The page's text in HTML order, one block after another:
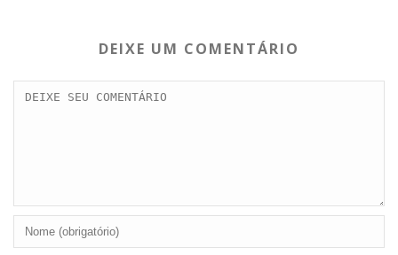
DEIXE UM COMENTÁRIO